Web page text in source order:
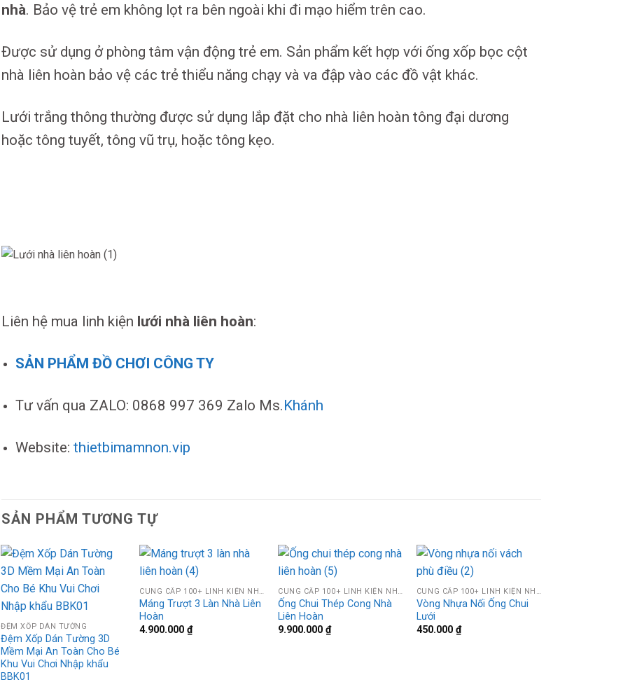
nhà. Bảo vệ trẻ em không lọt ra bên ngoài khi đi mạo hiểm trên cao.
Được sử dụng ở phòng tâm vận động trẻ em. Sản phẩm kết hợp với ống xốp bọc cột
nhà liên hoàn bảo vệ các trẻ thiểu năng chạy và va đập vào các đồ vật khác.
Lưới trắng thông thường được sử dụng lắp đặt cho nhà liên hoàn tông đại dương
hoặc tông tuyết, tông vũ trụ, hoặc tông kẹo.
Liên hệ mua linh kiện lưới nhà liên hoàn:
SẢN PHẨM ĐỒ CHƠI CÔNG TY
Tư vấn qua ZALO: 0868 997 369 Zalo Ms.Khánh
Website:thietbimamnon.vip
SẢN PHẨM TƯƠNG TỰ
ĐỆM XỐP DÁN TƯỜNG
Đệm Xốp Dán Tường 3D
Mềm Mại An Toàn Cho Bé
Khu Vui Chơi Nhập khẩu
BBK01
CUNG CẤP 100+ LINH KIỆN NHÀ LIÊN HOÀN
Máng Trượt 3 Làn Nhà Liên
Hoàn
4.900.000₫
CUNG CẤP 100+ LINH KIỆN NHÀ LIÊN HOÀN
Ống Chui Thép Cong Nhà
Liên Hoàn
9.900.000₫
CUNG CẤP 100+ LINH KIỆN NHÀ LIÊN HOÀN
Vòng Nhựa Nối Ống Chui
Lưới
450.000 ₫